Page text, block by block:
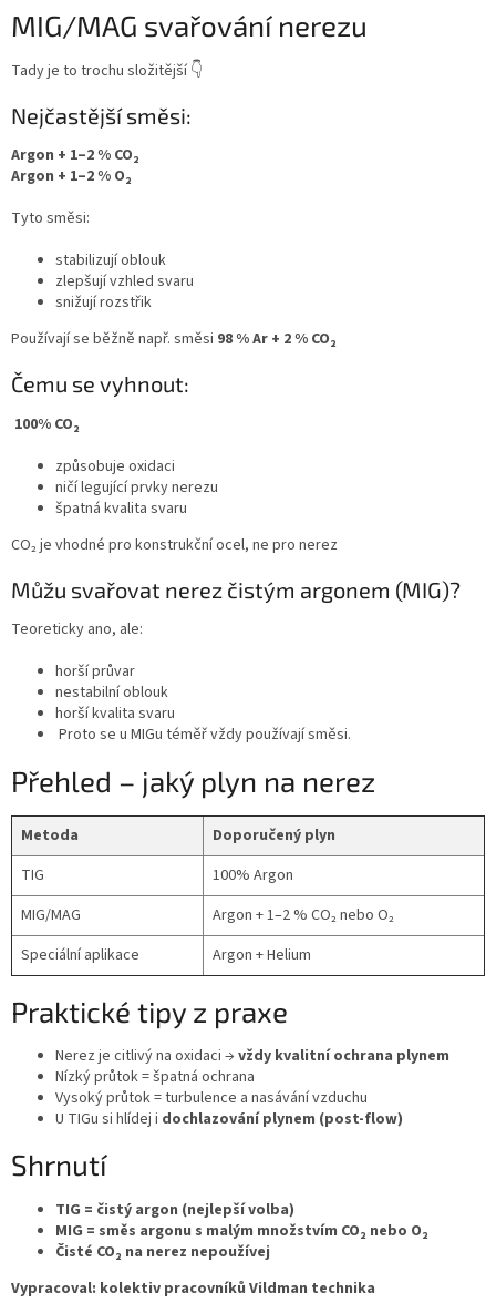
MIG/MAG svařování nerezu
Tady je to trochu složitější 👇
Nejčastější směsi:
Argon + 1–2 % CO₂
Argon + 1–2 % O₂
Tyto směsi:
stabilizují oblouk
zlepšují vzhled svaru
snižují rozstřik
Používají se běžně např. směsi 98 % Ar + 2 % CO₂
Čemu se vyhnout:
100% CO₂
způsobuje oxidaci
ničí legující prvky nerezu
špatná kvalita svaru
CO₂ je vhodné pro konstrukční ocel, ne pro nerez
Můžu svařovat nerez čistým argonem (MIG)?
Teoreticky ano, ale:
horší průvar
nestabilní oblouk
horší kvalita svaru
Proto se u MIGu téměř vždy používají směsi.
Přehled – jaký plyn na nerez
Metoda
Doporučený plyn
TIG
100% Argon
MIG/MAG
Argon + 1–2 % CO₂ nebo O₂
Speciální aplikace
Argon + Helium
Praktické tipy z praxe
Nerez je citlivý na oxidaci → vždy kvalitní ochrana plynem
Nízký průtok = špatná ochrana
Vysoký průtok = turbulence a nasávání vzduchu
U TIGu si hlídej i dochlazování plynem (post-flow)
Shrnutí
TIG = čistý argon (nejlepší volba)
MIG = směs argonu s malým množstvím CO₂ nebo O₂
Čisté CO₂ na nerez nepoužívej
Vypracoval: kolektiv pracovníků Vildman technika